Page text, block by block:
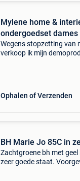
Mylene home &
ondergoedset dames
Wegens stopzetting van
verkoop ik mijn
Ophalen of Verzenden
BH Marie Jo 85C in
Zachtgroene bh met
zeer goede staat.